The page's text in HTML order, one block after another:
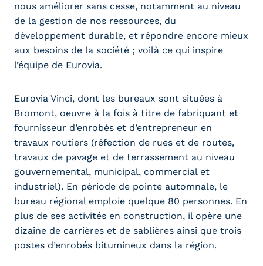
nous améliorer sans cesse, notamment au niveau
de la gestion de nos ressources, du
développement durable, et répondre encore mieux
aux besoins de la société ; voilà ce qui inspire
l’équipe de Eurovia.
Eurovia Vinci, dont les bureaux sont situées à
Bromont, oeuvre à la fois à titre de fabriquant et
fournisseur d’enrobés et d’entrepreneur en
travaux routiers (réfection de rues et de routes,
travaux de pavage et de terrassement au niveau
gouvernemental, municipal, commercial et
industriel). En période de pointe automnale, le
bureau régional emploie quelque 80 personnes. En
plus de ses activités en construction, il opère une
dizaine de carrières et de sablières ainsi que trois
postes d’enrobés bitumineux dans la région.